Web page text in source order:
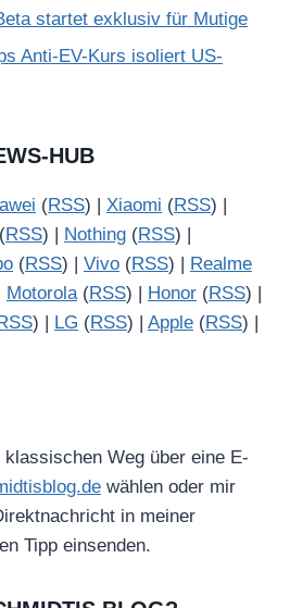
startet exklusiv für Mutige
Anti-EV-Kurs isoliert US-
HUB
(RSS) | Xiaomi (RSS) |
(RSS) | Nothing (RSS) |
(RSS) | Vivo (RSS) |
Realme
Motorola(RSS) | Honor (RSS) |
RSS) | LG (RSS) | Apple (RSS) |
klassischen Weg über eine E-
wählen oder mir
in meiner
Tipp einsenden.